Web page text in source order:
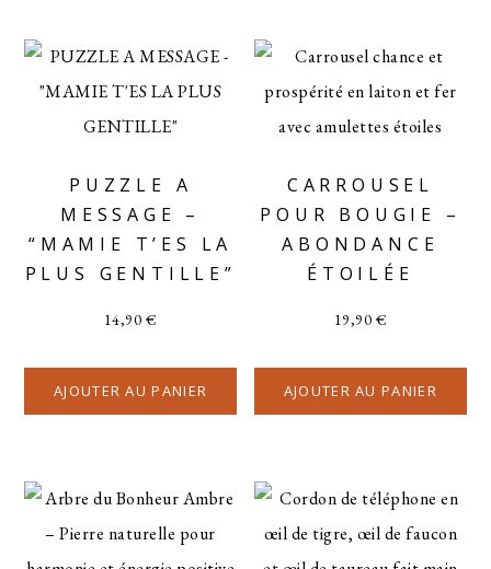
PUZZLE A
MESSAGE –
“MAMIE T’ES LA
PLUS GENTILLE”
14,90€
AJOUTER AU PANIER
CARROUSEL
POUR BOUGIE –
ABONDANCE
ÉTOILÉE
19,90€
AJOUTER AU PANIER